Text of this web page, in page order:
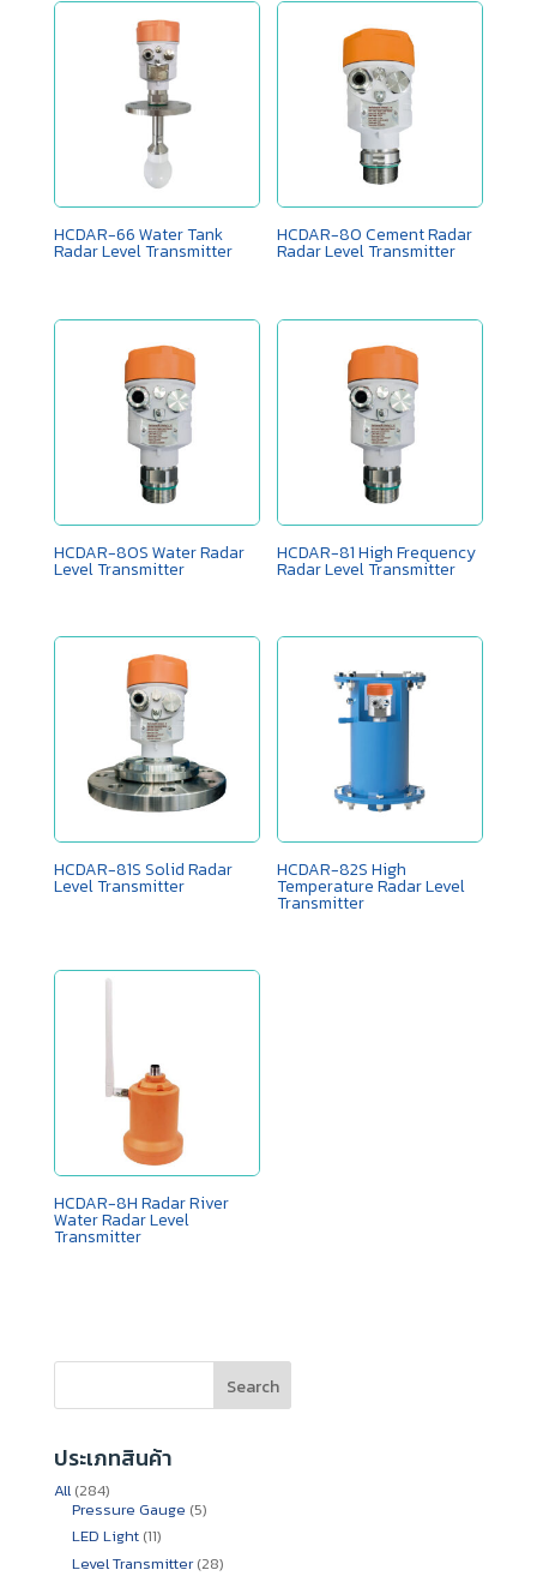
HCDAR-66 Water Tank
Radar Level Transmitter
HCDAR-80 Cement Radar
Radar Level Transmitter
HCDAR-80S Water Radar
Level Transmitter
HCDAR-81 High Frequency
Radar Level Transmitter
HCDAR-81S Solid Radar
Level Transmitter
HCDAR-82S High
Temperature Radar Level
Transmitter
HCDAR-8H Radar River
Water Radar Level
Transmitter
Search
ประเภทสินค้า
All 284284
สินค้า
Pressure Gauge 55
LED Light 1111
สินค้า
Level Transmitter 2828